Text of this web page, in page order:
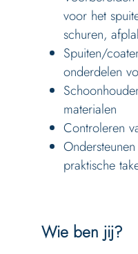
voor het
schuren,
Spuiten/
onderdelen
materialen
Controleren
praktische
Wie ben jij?